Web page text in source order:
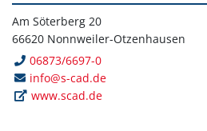
Am Söterberg 20
66620 Nonnweiler-Otzenhausen
06873/6697-0
info@s-cad.de
www.scad.de